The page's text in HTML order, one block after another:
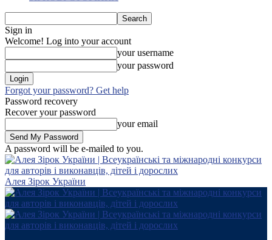
Sign in
Welcome! Log into your account
your username
your password
Forgot your password? Get help
Password recovery
Recover your password
your email
A password will be e-mailed to you.
Алея Зірок України